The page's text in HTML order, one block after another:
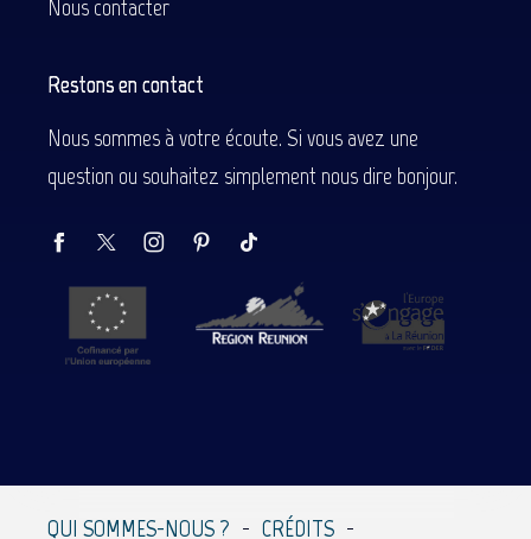
Nous contacter
Restons en contact
Nous sommes à votre écoute. Si vous avez une
question ou souhaitez simplement nous dire bonjour.
QUI SOMMES-NOUS ? CRÉDITS